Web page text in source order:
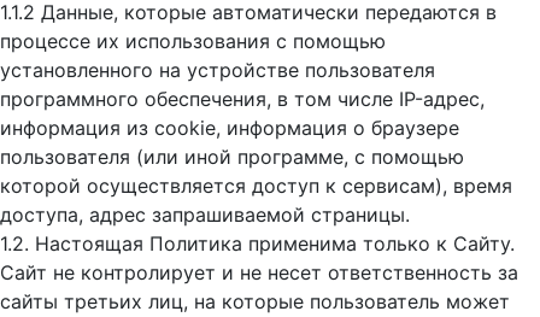
1.1.2 Данные, которые автоматически передаются в
процессе их использования с помощью
установленного на устройстве пользователя
программного обеспечения, в том числе IP-адрес,
информация из cookie, информация о браузере
пользователя (или иной программе, с помощью
которой осуществляется доступ к cервисам), время
доступа, адрес запрашиваемой страницы.
1.2. Настоящая Политика применима только к Сайту.
Сайт не контролирует и не несет ответственность за
сайты третьих лиц, на которые пользователь может